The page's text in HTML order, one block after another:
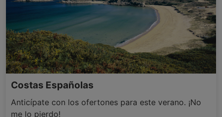
Costas Españolas
Anticípate con los ofertones para este verano. ¡No
me lo pierdo!